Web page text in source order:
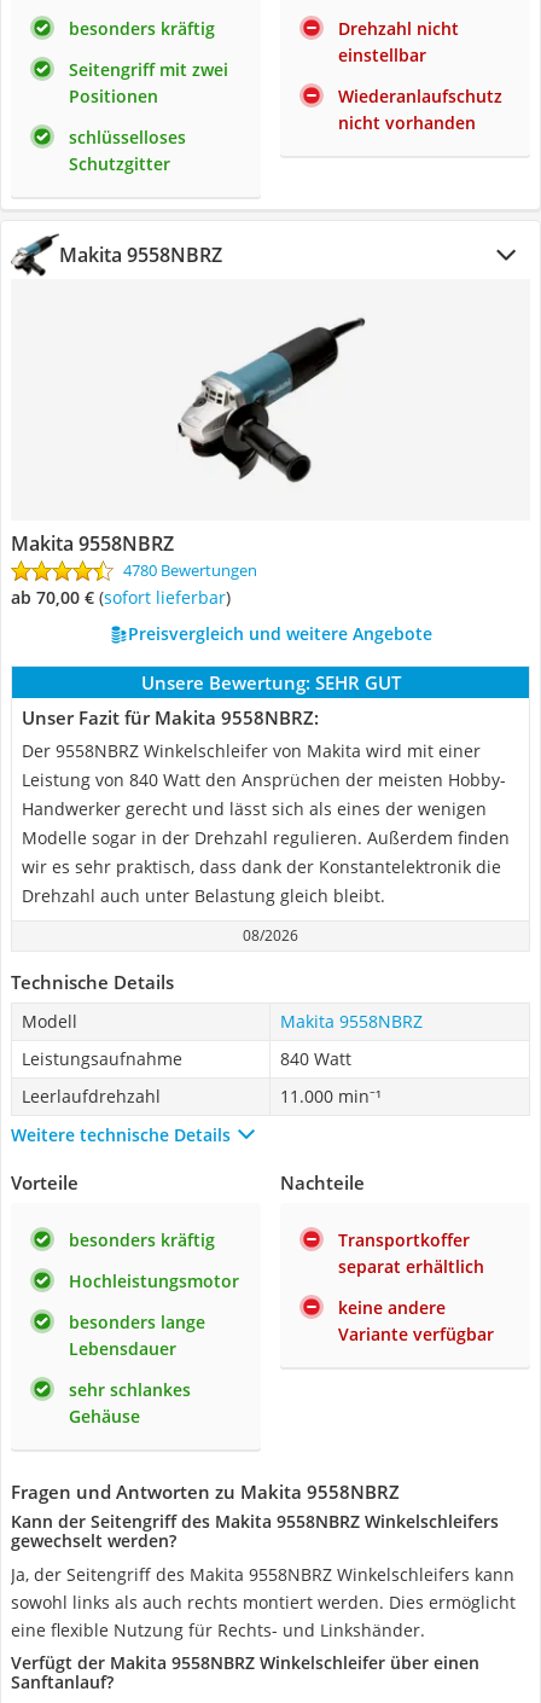
besonders kräftig
Seitengriff mit zwei
Positionen
schlüsselloses
Schutzgitter
Drehzahl nicht
einstellbar
Wiederanlaufschutz
nicht vorhanden
Makita 9558NBRZ
Makita 9558NBRZ
4780 Bewertungen
ab 70,00 € ( Sofort lieferbar)
Preisvergleich und weitere Angebote
Unsere Bewertung: SEHR GUT
Unser Fazit für Makita 9558NBRZ:
Der 9558NBRZ Winkelschleifer von Makita wird mit einer
Leistung von 840 Watt den Ansprüchen der meisten Hobby-
Handwerker gerecht und lässt sich als eines der wenigen
Modelle sogar in der Drehzahl regulieren. Außerdem finden
wir es sehr praktisch, dass dank der Konstantelektronik die
Drehzahl auch unter Belastung gleich bleibt.
08/2026
Technische Details
Modell
Makita 9558NBRZ
Leistungsaufnahme
840 Watt
Leerlaufdrehzahl
11.000 min⁻¹
Weitere technische Details
Vorteile
besonders kräftig
Hochleistungsmotor
besonders lange
Lebensdauer
sehr schlankes
Gehäuse
Nachteile
Transportkoffer
separat erhältlich
keine andere
Variante verfügbar
Fragen und Antworten zu Makita 9558NBRZ
Kann der Seitengriff des Makita 9558NBRZ Winkelschleifers
gewechselt werden?
Ja, der Seitengriff des Makita 9558NBRZ Winkelschleifers kann
sowohl links als auch rechts montiert werden. Dies ermöglicht
eine flexible Nutzung für Rechts- und Linkshänder.
Verfügt der Makita 9558NBRZ Winkelschleifer über einen
Sanftanlauf?